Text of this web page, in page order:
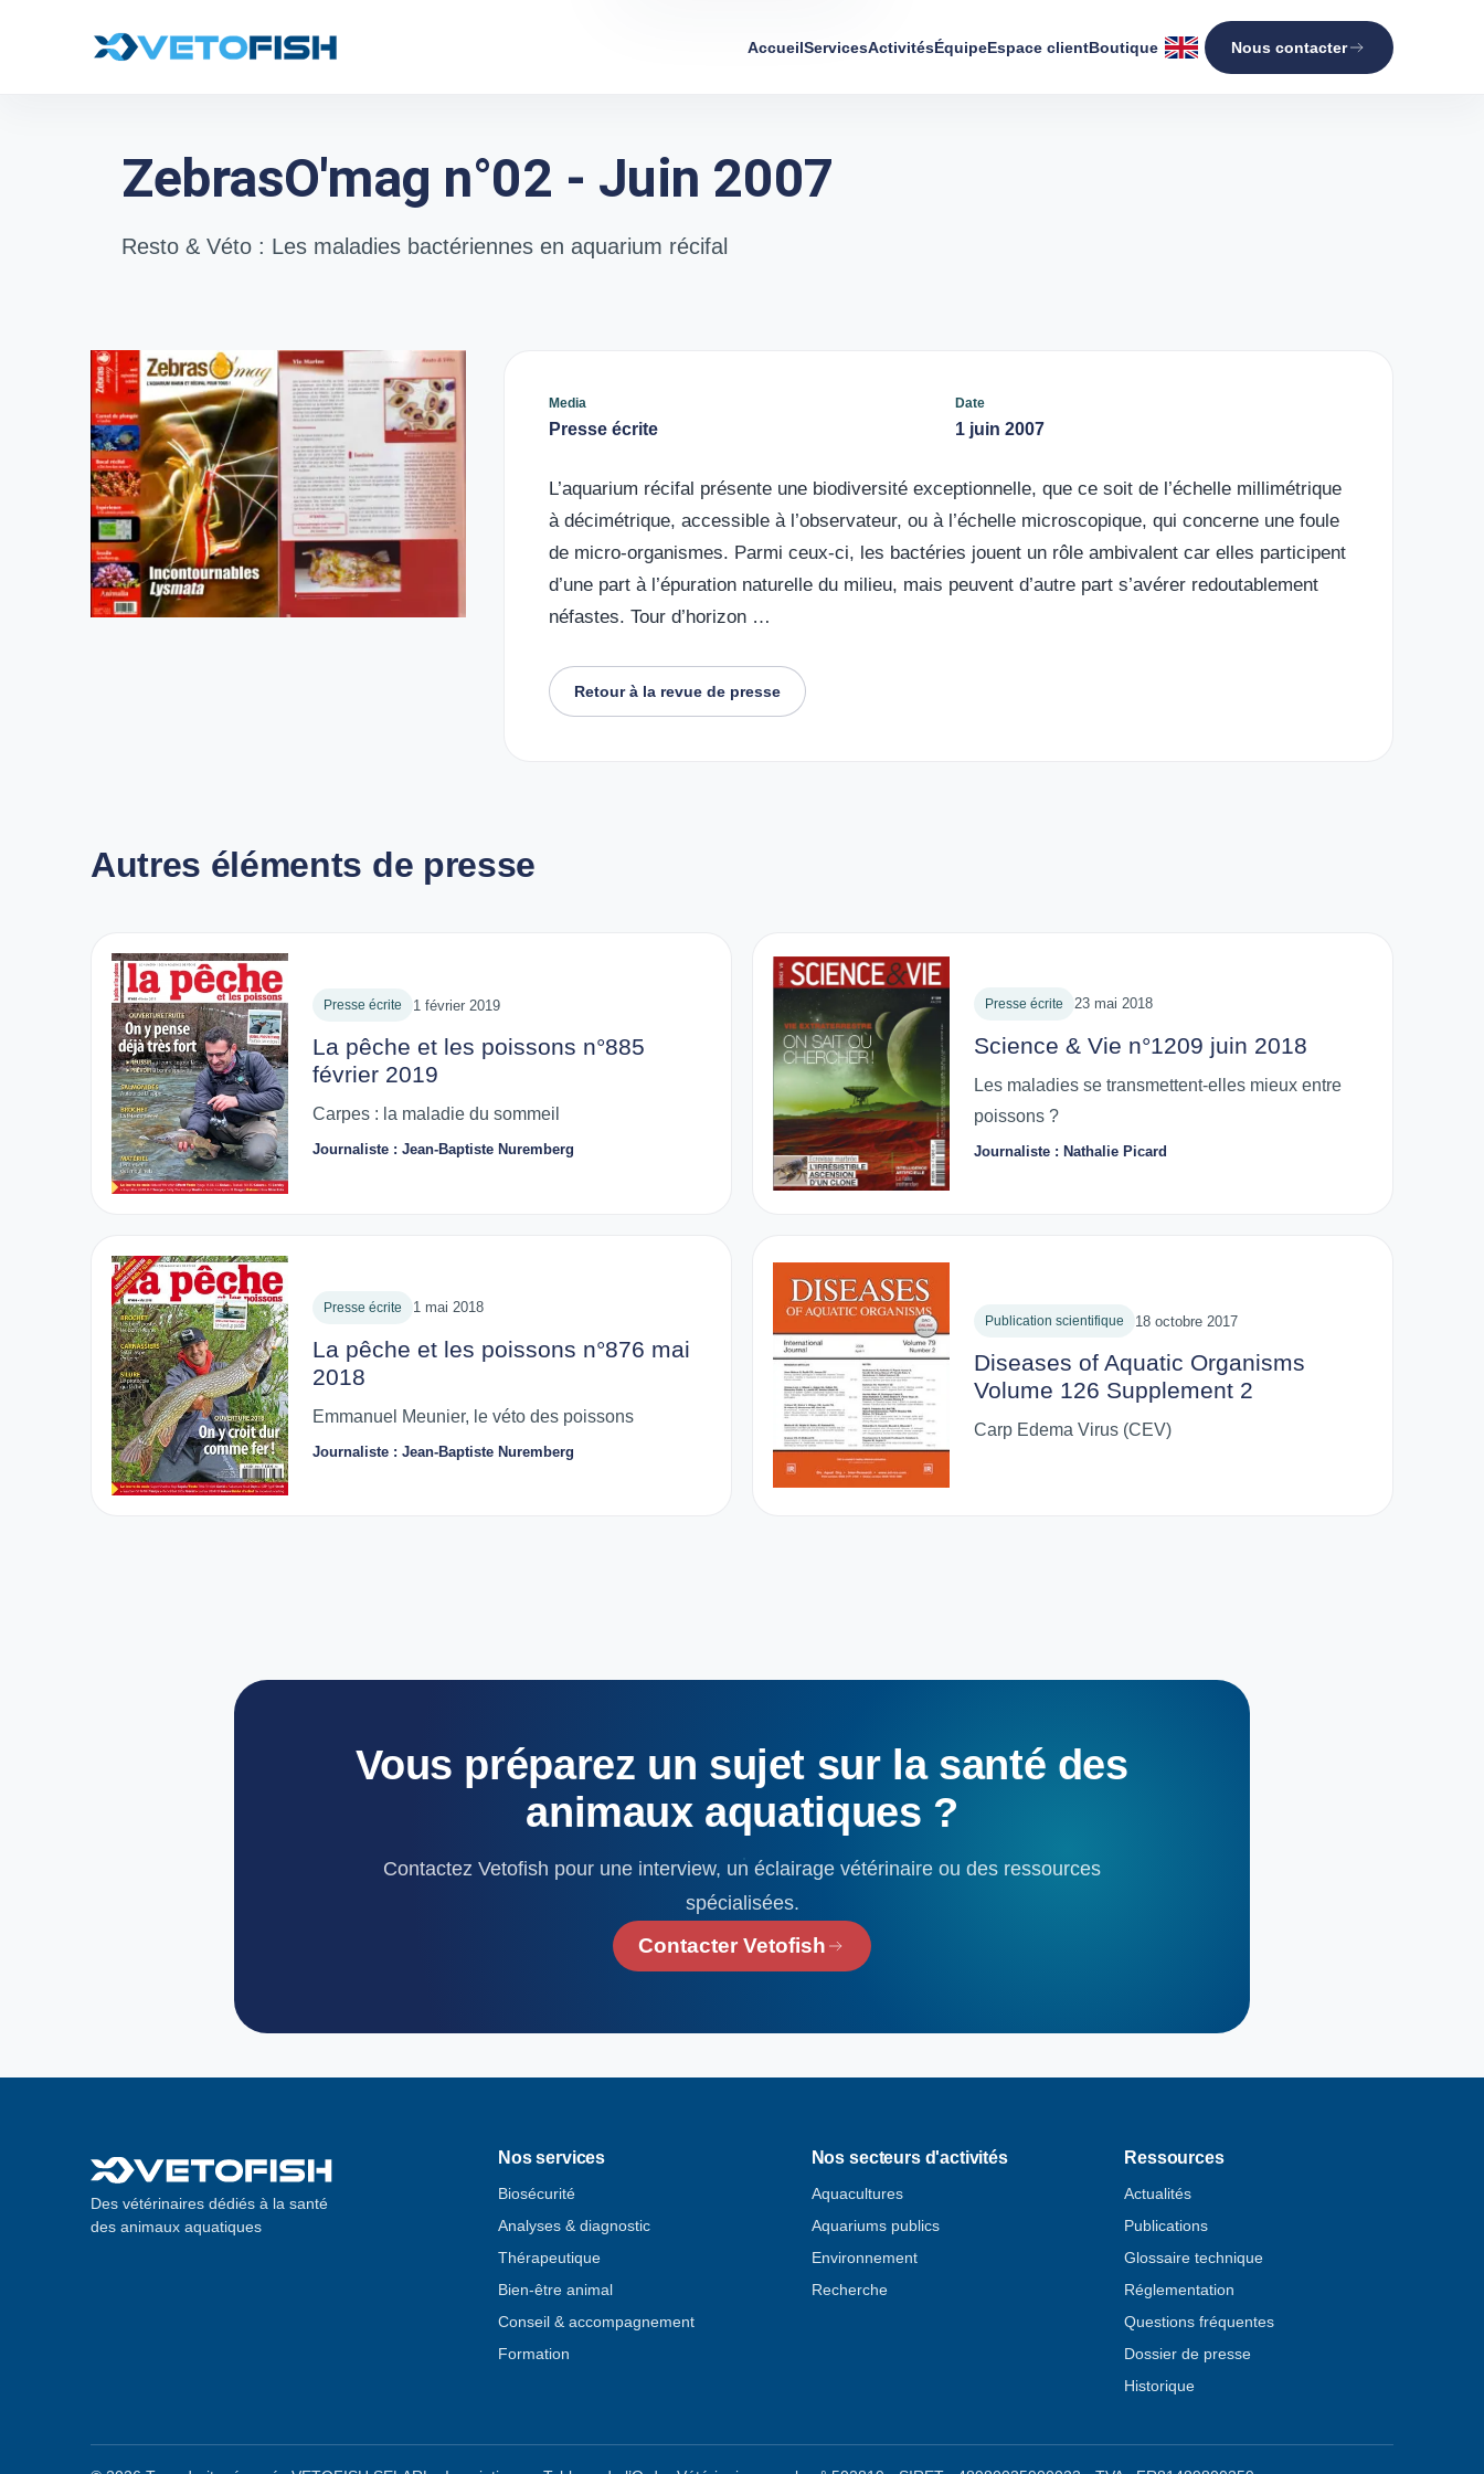
AccueilServicesActivitésÉquipeEspace clientBoutique Nous contacter
ZebrasO'mag n°02 - Juin 2007
Resto & Véto : Les maladies bactériennes en aquarium récifal
Media
Presse écrite
Date
1 juin 2007
L’aquarium récifal présente une biodiversité exceptionnelle, que ce soit de l’échelle millimétrique
à décimétrique, accessible à l’observateur, ou à l’échelle microscopique, qui concerne une foule
de micro-organismes. Parmi ceux-ci, les bactéries jouent un rôle ambivalent car elles participent
d’une part à l’épuration naturelle du milieu, mais peuvent d’autre part s’avérer redoutablement
néfastes. Tour d’horizon …
Retour à la revue de presse
Autres éléments de presse
Presse écrite 1 février 2019
La pêche et les poissons n°885
février 2019
Carpes : la maladie du sommeil
Journaliste : Jean-Baptiste Nuremberg
Presse écrite 23 mai 2018
Science & Vie n°1209 juin 2018
Les maladies se transmettent-elles mieux entre
poissons ?
Journaliste : Nathalie Picard
Presse écrite 1 mai 2018
La pêche et les poissons n°876 mai
2018
Emmanuel Meunier, le véto des poissons
Journaliste : Jean-Baptiste Nuremberg
Publication scientifique 18 octobre 2017
Diseases of Aquatic Organisms
Volume 126 Supplement 2
Carp Edema Virus (CEV)
Vous préparez un sujet sur la santé des
animaux aquatiques ?
Contactez Vetofish pour une interview, un éclairage vétérinaire ou des ressources
spécialisées.
Contacter Vetofish
Des vétérinaires dédiés à la santé
des animaux aquatiques
Nos services
Biosécurité
Analyses & diagnostic
Thérapeutique
Bien-être animal
Conseil & accompagnement
Formation
Nos secteurs d'activités
Aquacultures
Aquariums publics
Environnement
Recherche
Ressources
Actualités
Publications
Glossaire technique
Réglementation
Questions fréquentes
Dossier de presse
Historique